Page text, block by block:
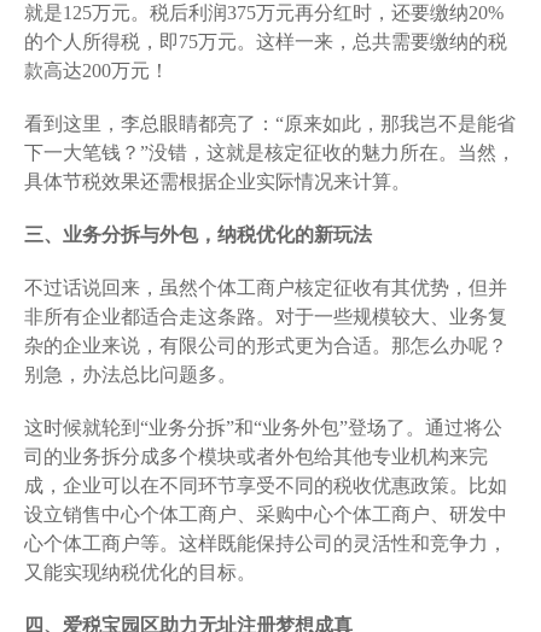
就是125万元。税后利润375万元再分红时，还要缴纳20%
的个人所得税，即75万元。这样一来，总共需要缴纳的税
款高达200万元！
看到这里，李总眼睛都亮了：“原来如此，那我岂不是能省
下一大笔钱？”没错，这就是核定征收的魅力所在。当然，
具体节税效果还需根据企业实际情况来计算。
三、业务分拆与外包，纳税优化的新玩法
不过话说回来，虽然个体工商户核定征收有其优势，但并
非所有企业都适合走这条路。对于一些规模较大、业务复
杂的企业来说，有限公司的形式更为合适。那怎么办呢？
别急，办法总比问题多。
这时候就轮到“业务分拆”和“业务外包”登场了。通过将公
司的业务拆分成多个模块或者外包给其他专业机构来完
成，企业可以在不同环节享受不同的税收优惠政策。比如
设立销售中心个体工商户、采购中心个体工商户、研发中
心个体工商户等。这样既能保持公司的灵活性和竞争力，
又能实现纳税优化的目标。
四、爱税宝园区助力无址注册梦想成真